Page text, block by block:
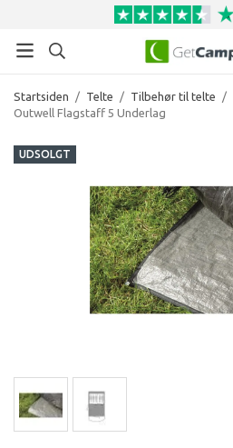
Startsiden / Telte / Tilbehør til telte /
Outwell Flagstaff 5 Underlag
UDSOLGT